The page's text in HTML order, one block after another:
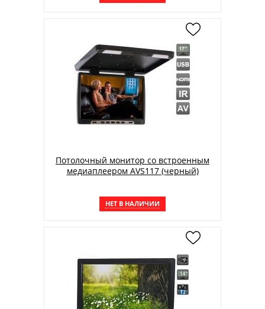
Потолочный монитор со встроенным
медиаплеером AVS117 (черный)
НЕТ В НАЛИЧИИ